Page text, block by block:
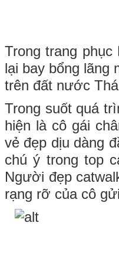
Trong trang
lại bay bổng lãng
trên đất nước
Trong suốt quá
hiện là cô gái
vẻ đẹp dịu dàng
chú ý trong top
Người đẹp
rạng rỡ của cô